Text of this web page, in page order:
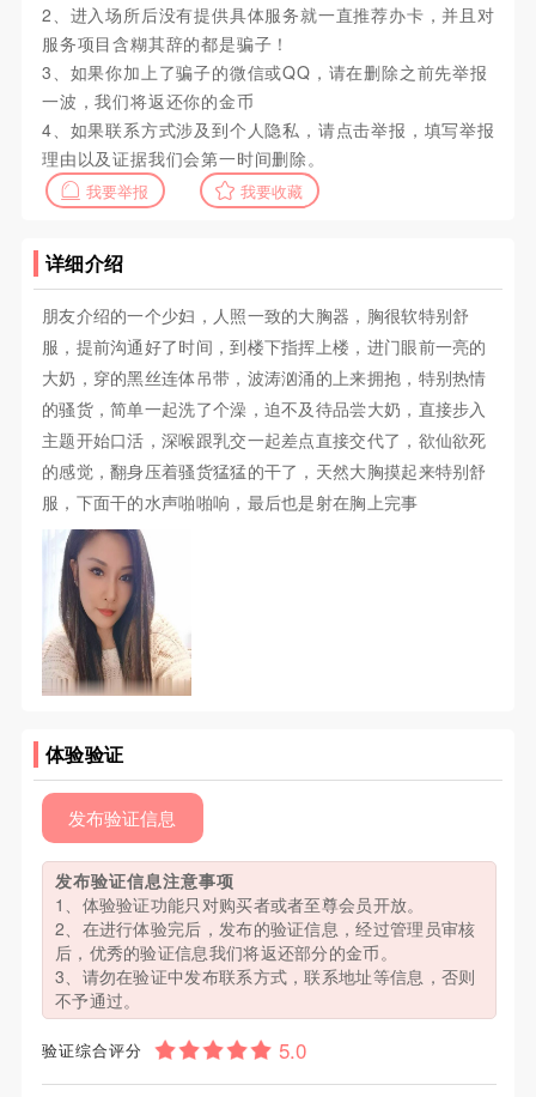
2、进入场所后没有提供具体服务就一直推荐办卡，并且对
服务项目含糊其辞的都是骗子！
3、如果你加上了骗子的微信或QQ，请在删除之前先举报
一波，我们将返还你的金币
4、如果联系方式涉及到个人隐私，请点击举报，填写举报
理由以及证据我们会第一时间删除。
我要举报 我要收藏
详细介绍
朋友介绍的一个少妇，人照一致的大胸器，胸很软特别舒
服，提前沟通好了时间，到楼下指挥上楼，进门眼前一亮的
大奶，穿的黑丝连体吊带，波涛汹涌的上来拥抱，特别热情
的骚货，简单一起洗了个澡，迫不及待品尝大奶，直接步入
主题开始口活，深喉跟乳交一起差点直接交代了，欲仙欲死
的感觉，翻身压着骚货猛猛的干了，天然大胸摸起来特别舒
服，下面干的水声啪啪响，最后也是射在胸上完事
体验验证
发布验证信息
发布验证信息注意事项
1、体验验证功能只对购买者或者至尊会员开放。
2、在进行体验完后，发布的验证信息，经过管理员审核
后，优秀的验证信息我们将返还部分的金币。
3、请勿在验证中发布联系方式，联系地址等信息，否则
不予通过。
验证综合评分